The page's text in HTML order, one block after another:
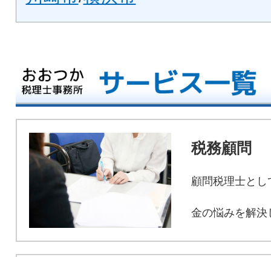
税務顧問
顧問税理士とし
金の悩みを解決